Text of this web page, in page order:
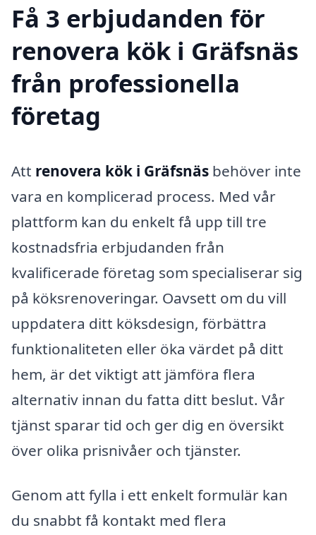
Få 3 erbjudanden för
renovera kök i Gräfsnäs
från professionella
företag
Att renovera kök i Gräfsnäs behöver inte
vara en komplicerad process. Med vår
plattform kan du enkelt få upp till tre
kostnadsfria erbjudanden från
kvalificerade företag som specialiserar sig
på köksrenoveringar. Oavsett om du vill
uppdatera ditt köksdesign, förbättra
funktionaliteten eller öka värdet på ditt
hem, är det viktigt att jämföra flera
alternativ innan du fatta ditt beslut. Vår
tjänst sparar tid och ger dig en översikt
över olika prisnivåer och tjänster.
Genom att fylla i ett enkelt formulär kan
du snabbt få kontakt med flera